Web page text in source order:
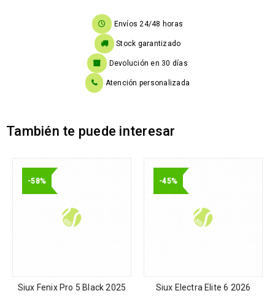
Envíos 24/48 horas
Stock garantizado
Devolución en 30 días
Atención personalizada
También te puede interesar
-58%
Siux Fenix Pro 5 Black 2025
-45%
Siux Electra Elite 6 2026